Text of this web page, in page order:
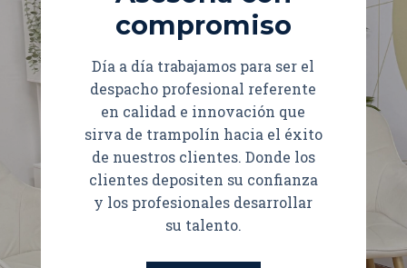
compromiso
Día a día trabajamos para ser el
despacho profesional referente
en calidad e innovación que
sirva de trampolín hacia el éxito
de nuestros clientes. Donde los
clientes depositen su confianza
y los profesionales desarrollar
su talento.